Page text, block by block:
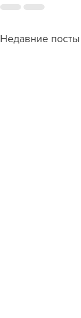
Недавние посты